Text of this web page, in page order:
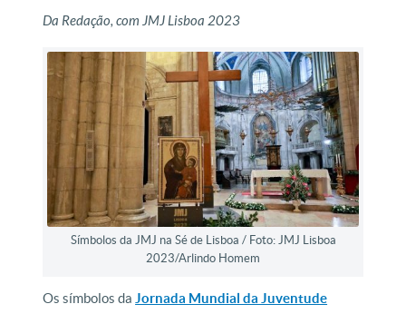
Da Redação, com JMJ Lisboa 2023
Símbolos da JMJ na Sé de Lisboa / Foto: JMJ Lisboa
2023/Arlindo Homem
Os símbolos da Jornada Mundial da Juventude